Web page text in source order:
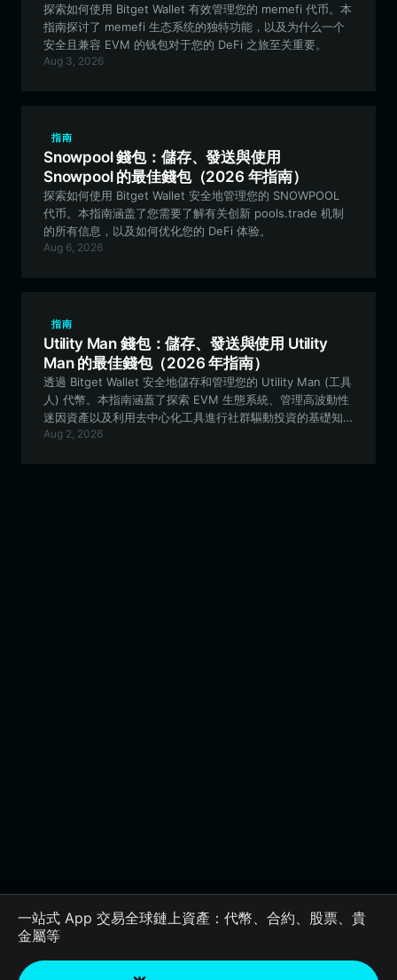
探索如何使用 Bitget Wallet 有效管理您的 memefi 代币。本
指南探讨了 memefi 生态系统的独特功能，以及为什么一个
安全且兼容 EVM 的钱包对于您的 DeFi 之旅至关重要。
Aug 3, 2026
指南
Snowpool 錢包：儲存、發送與使用
Snowpool 的最佳錢包（2026 年指南）
探索如何使用 Bitget Wallet 安全地管理您的 SNOWPOOL
代币。本指南涵盖了您需要了解有关创新 pools.trade 机制
的所有信息，以及如何优化您的 DeFi 体验。
Aug 6, 2026
指南
Utility Man 錢包：儲存、發送與使用 Utility
Man 的最佳錢包（2026 年指南）
透過 Bitget Wallet 安全地儲存和管理您的 Utility Man (工具
人) 代幣。本指南涵蓋了探索 EVM 生態系統、管理高波動性
迷因資產以及利用去中心化工具進行社群驅動投資的基礎知
識。
Aug 2, 2026
一站式 App 交易全球鏈上資產：代幣、合約、股票、貴
金屬等